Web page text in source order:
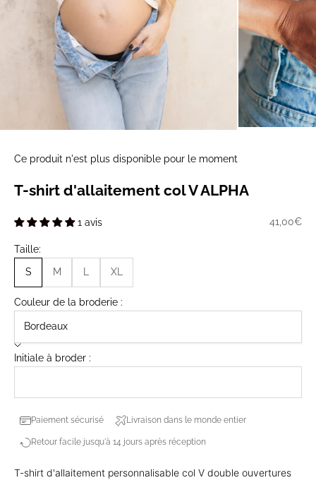
Ce produit n'est plus disponible pour le moment
T-shirt d'allaitement col V ALPHA
1 avis Prix de
41,00€
Taille:
S M L XL
Couleur de la broderie :
Initiale à broder :
Paiement sécurisé Livraison dans le monde entier
Retour facile jusqu'à 14 jours après réception
T-shirt d'allaitement personnalisable col V double ouvertures